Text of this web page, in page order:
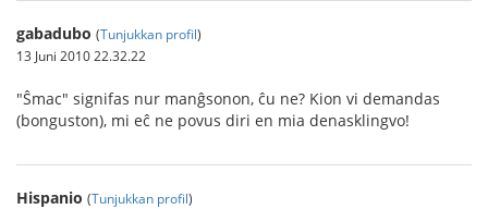
gabadubo (Tunjukkan profil)
13 Juni 2010 22.32.22
"Ŝmac" signifas nur manĝsonon, ĉu ne? Kion vi demandas
(bonguston), mi eĉ ne povus diri en mia denasklingvo!
Hispanio (Tunjukkan profil)